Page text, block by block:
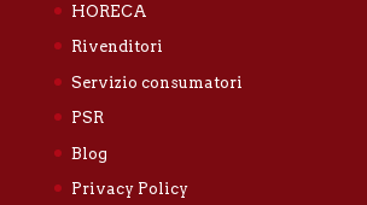
HORECA
Rivenditori
Servizio consumatori
PSR
Blog
Privacy Policy